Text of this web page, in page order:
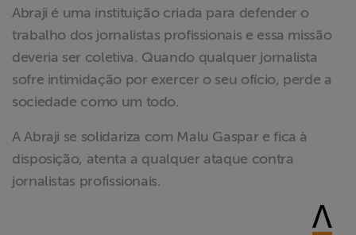
Assine a nossa
newsletter
Fale Conosco
Abraji é uma instituição criada para defender o
trabalho dos jornalistas profissionais e essa missão
deveria ser coletiva. Quando qualquer jornalista
sofre intimidação por exercer o seu ofício, perde a
sociedade como um todo.
A Abraji se solidariza com Malu Gaspar e fica à
disposição, atenta a qualquer ataque contra
jornalistas profissionais.